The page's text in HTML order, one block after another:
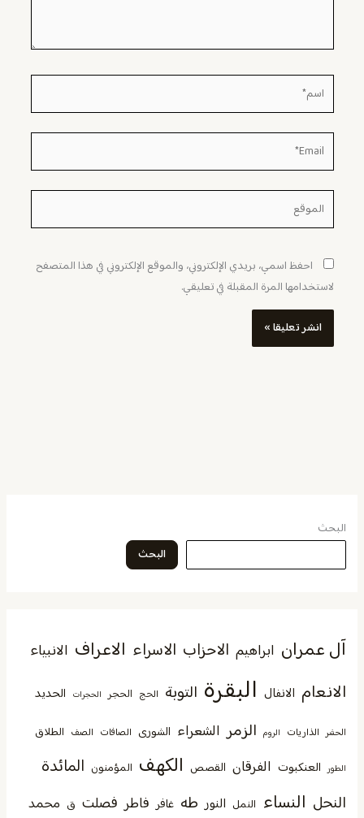
اسم*
Email*
الموقع
احفظ اسمي، بريدي الإلكتروني، والموقع الإلكتروني في هذا المتصفح
لاستخدامها المرة المقبلة في تعليقي.
البحث
البحث
آل عمران ابراهيم الاحزاب الاسراء الاعراف الانبياء
الانعام الانفال البقرة التوبة الحج الحجر الحجرات الحديد
الحشر الذاريات الروم الزمر الشعراء الشورى الصافات الصف الطلاق
الطور العنكبوت الفرقان القصص الكهف المؤمنون المائدة
النحل النساء النمل النور طه غافر فاطر فصلت ق محمد